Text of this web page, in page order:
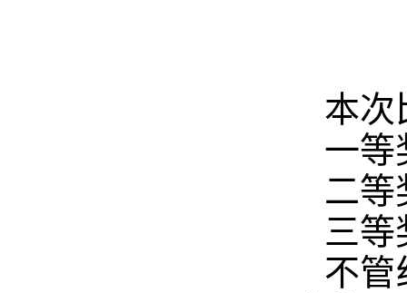
本次
一等
二等
三等
不管